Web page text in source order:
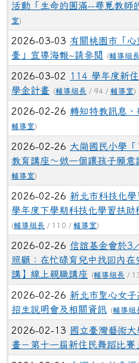
臺」宣導海報~請參閱 (輔導組
2026-03-02114 學年度新
學金計畫 (輔導組長/ 94 /輔導室)
2026-02-26轉知特教訊息
輔導室)
2026-02-26大崗國民小學
教育講座～做一個讓孩子願意
輔導室)
2026-02-26 新北市科技化
學年度下學期科技化學習扶
(輔導組長
2026-02-26 信誼基金會於3
照顧：在忙碌育兒中找回內
講】線上親職講座 (輔導組長
2026-02-26 新北市聖心女
招生說明會及相關資訊 (輔導組
2026-02-13國立臺灣藝術
畫－第十一屆新住民舞蹈比賽
2026-02-06台灣大心社會
導支持資源中心『目睹兒少
度）』」教職員簡章 (輔導組長/